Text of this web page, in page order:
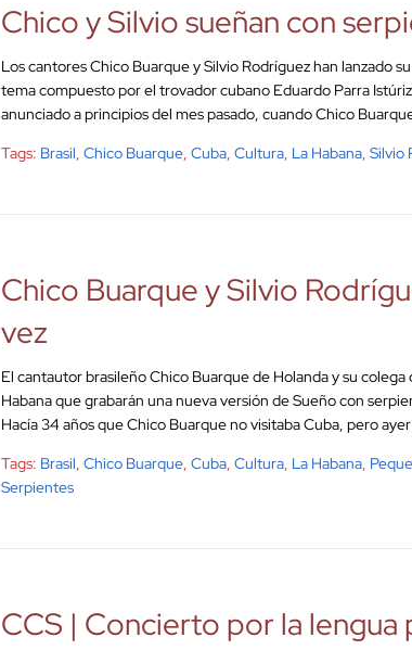
Chico y Silvio sueñan con
Los cantores Chico Buarque y Silvio Rodríguez han lanzado
tema compuesto por el trovador cubano Eduardo Parra
anunciado a principios del mes pasado, cuando Chico
Tags: Brasil, Chico Buarque, Cuba, Cultura, La Habana, Silvio
Chico Buarque y Silvio
vez
El cantautor brasileño Chico Bua­rque de Holanda y su
Habana que grabarán una nueva versión de Sueño con
Hacía 34 años que Chico Buarque no visitaba Cuba, pero
Tags: Brasil, Chico Buarque, Cuba, Cultura, La Habana,
Serpientes
CCS | Concierto por la lengua